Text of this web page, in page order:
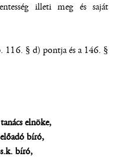
illeti meg és saját
116. § d) pontja és a 146. §
elnöke,
bíró,
bíró,